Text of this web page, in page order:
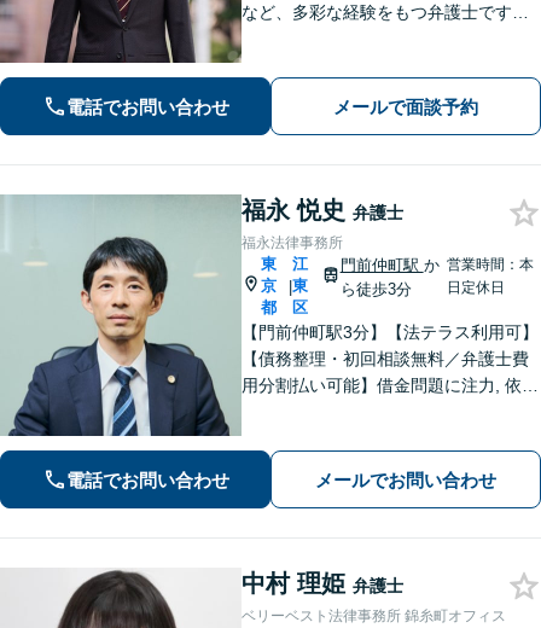
など、多彩な経験をもつ弁護士です
にアドバイスいたします【民事調停官
電話でお問い合わせ メールで面談予約
福永 悦史 弁護士
福永法律事務所
東
京
都
|
江
東
区
門前仲町駅 か
ら徒歩3分
営業時間：本
日定休日
【門前仲町駅3分】【法テラス利用可】
【債務整理・初回相談無料／弁護士費
用分割払い可能】借金問題に注力, 依頼
の解決を共に目指します。【事前予約
で休日・夜間相談可】
電話でお問い合わせ メールでお問い合わせ
中村 理姫 弁護士
ベリーベスト法律事務所 錦糸町オフィス